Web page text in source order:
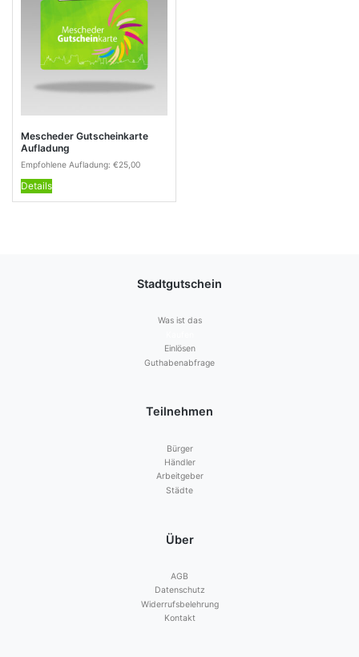
Mescheder Gutscheinkarte
Aufladung
Empfohlene Aufladung: €25,00
Details
Stadtgutschein
Was ist das
Einlösen
Guthabenabfrage
Teilnehmen
Bürger
Händler
Arbeitgeber
Städte
Über
AGB
Datenschutz
Widerrufsbelehrung
Kontakt